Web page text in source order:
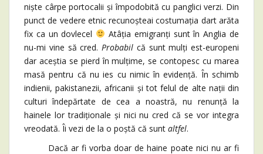
niște cârpe portocalii și împodobită cu panglici verzi. Din
punct de vedere etnic recunoșteai costumația dart arăta
fix ca un dovlecel
Atâția emigranți sunt în Anglia de
nu-mi vine să cred. Probabil că sunt mulți est-europeni
dar aceștia se pierd în mulțime, se contopesc cu marea
masă pentru că nu ies cu nimic în evidență. În schimb
indienii, pakistanezii, africanii și tot felul de alte nații din
culturi îndepărtate de cea a noastră, nu renunță la
hainele lor tradiționale și nici nu cred că se vor integra
vreodată. Îi vezi de la o poștă că sunt altfel.
Dacă ar fi vorba doar de haine poate nici nu ar fi